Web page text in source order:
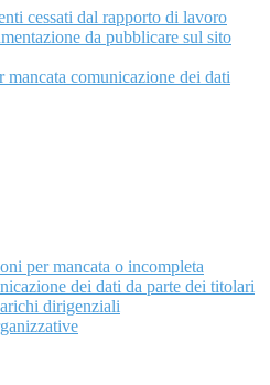
cessati dal rapporto di lavoro
da pubblicare sul sito
mancata comunicazione dei dati
per mancata o incompleta
dei dati da parte dei titolari
dirigenziali